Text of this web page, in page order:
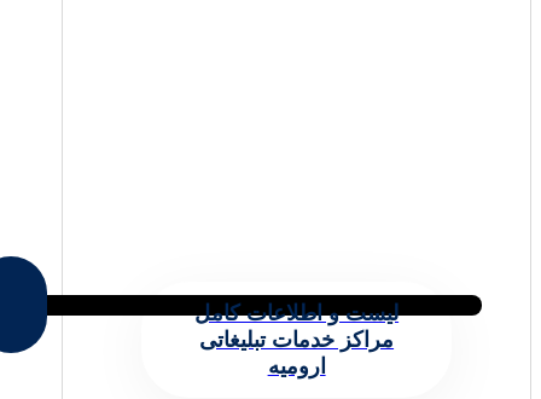
لیست و اطلاعات کامل
مراکز خدمات تبلیغاتی
ارومیه